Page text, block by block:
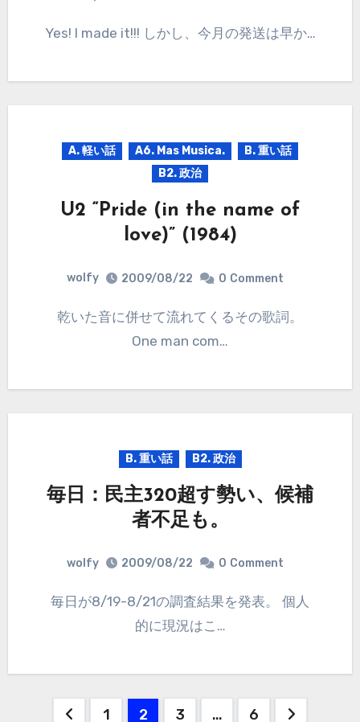
Yes! I made it!!! しかし、今月の発送は早か…
A. 軽い話 A6. Mas Musica.
B. 重い話
B2. 政治
U2 “Pride (in the name of
love)” (1984)
wolfy 2009/08/22 0 Comment
乾いた音に併せて流れてくるその歌詞。
One man com…
B. 重い話 B2. 政治
毎日：民主320超す勢い、候補
者不足も。
wolfy 2009/08/22 0 Comment
毎日が8/19-8/21の調査結果を発表。 個人
的に現況はこ…
1 2 3 … 6